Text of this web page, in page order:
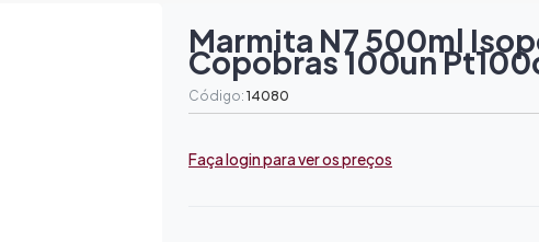
Marmita N7 500ml
Copobras 100un
Código: 14080
Faça login para ver os preços